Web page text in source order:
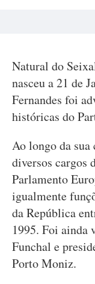
Natural do
nasceu a 21 de
Fernandes foi
históricas do
Ao longo da
diversos cargos
Parlamento
igualmente
da República
1995. Foi ainda
Funchal e
Porto Moniz.